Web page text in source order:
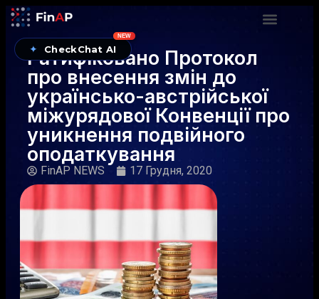
✦ CheckChat AI
NEW
Ратифіковано Протокол
про внесення змін до
українсько-австрійської
міжурядової Конвенції про
уникнення подвійного
оподаткування
FinAP NEWS 17 Грудня, 2020